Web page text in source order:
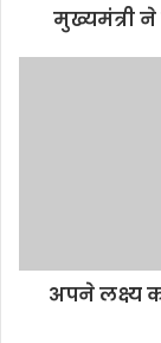
मुख्यमंत्री
अपने लक्ष्य